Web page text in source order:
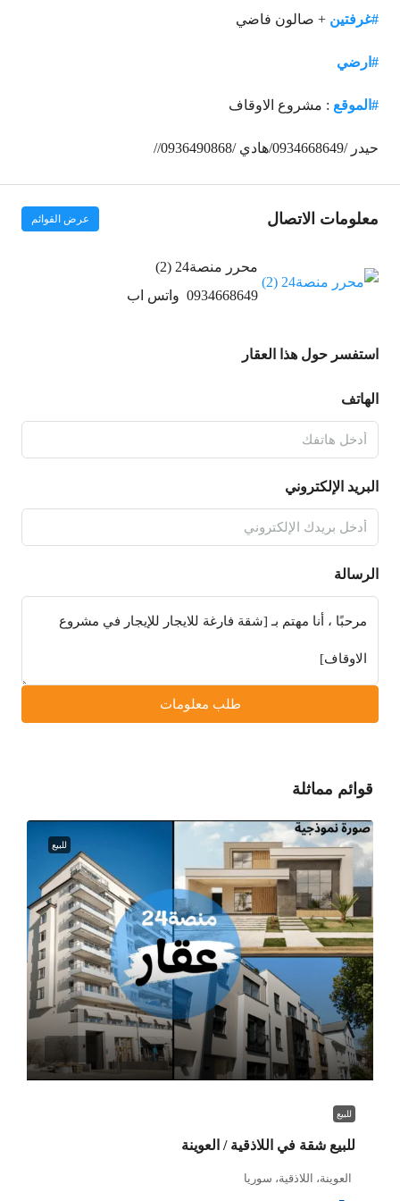
#غرفتين + صالون فاضي
#ارضي
# الموقع : مشروع الاوقاف
حيدر /0934668649/هادي /0936490868//
معلومات الاتصال عرض القوائم
محرر منصة24 (2)
0934668649 واتس اب
استفسر حول هذا العقار
الهاتف
البريد الإلكتروني
الرسالة
طلب معلومات
قوائم مماثلة
للبيع
للبيع
للبيع شقة في اللاذقية / العوينة
العوينة، اللاذقية، سوريا